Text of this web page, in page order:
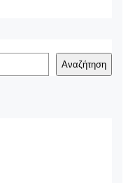
Αναζήτηση